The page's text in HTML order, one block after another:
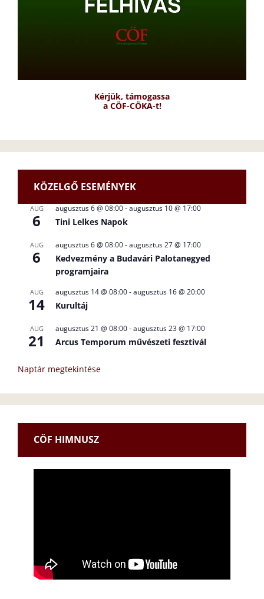
Kérjük, támogassa
a CÖF-CÖKA-t!
KÖZELGŐ ESEMÉNYEK
AUG
6
augusztus 6 @ 08:00-augusztus 10 @ 17:00
Tini Lelkes Napok
AUG
6
augusztus 6 @ 08:00-augusztus 27 @ 17:00
Kedvezmény a Budavári Palotanegyed
programjaira
AUG
14
augusztus 14 @ 08:00-augusztus 16 @ 20:00
Kurultáj
AUG
21
augusztus 21 @ 08:00-augusztus 23 @ 17:00
Arcus Temporum művészeti fesztivál
Naptár megtekintése
CÖF HIMNUSZ